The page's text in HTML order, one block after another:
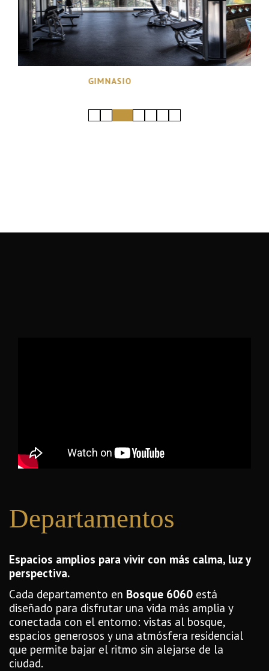
GIMNASIO
Departamentos
Espacios amplios para vivir con más calma, luz y
perspectiva.
Cada departamento en Bosque 6060 está
diseñado para disfrutar una vida más amplia y
conectada con el entorno: vistas al bosque,
espacios generosos y una atmósfera residencial
que permite bajar el ritmo sin alejarse de la
ciudad.